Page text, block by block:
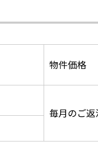
物件価格
毎月のご